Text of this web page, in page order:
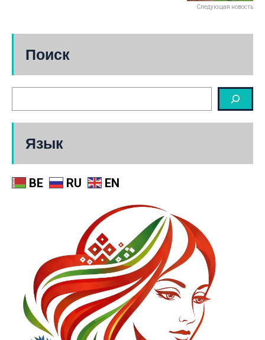
Следующая новость
Поиск
Язык
BE RU EN